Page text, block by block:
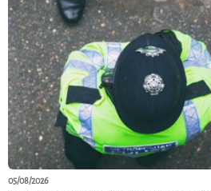
05/08/2026